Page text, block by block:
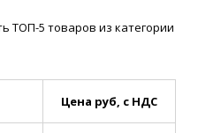
ТОП-5 товаров из категории
Цена руб, с НДС